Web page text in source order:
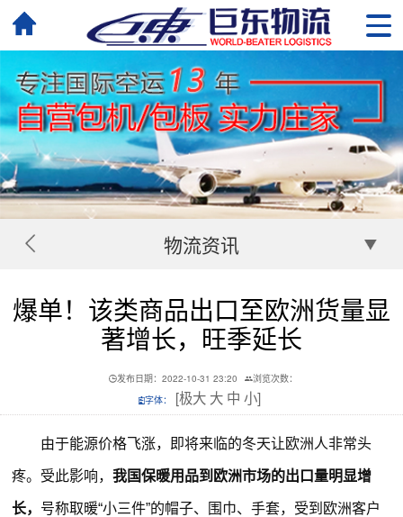
物流资讯
爆单！该类商品出口至欧洲货量显
著增长，旺季延长
发布日期：2022-10-31 23:20
浏览次数：
字体：
[极大 大 中 小]
由于能源价格飞涨，即将来临的冬天让欧洲人非常头
疼。受此影响，我国保暖用品到欧洲市场的出口量明显增
长， 号称取暖“小三件”的帽子、围巾、手套，受到欧洲客户